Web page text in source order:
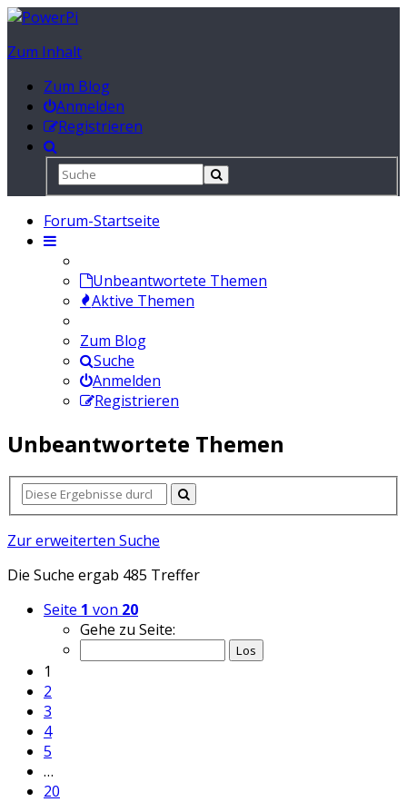
Zum Inhalt
Zum Blog
Anmelden
Registrieren
Forum-Startseite
Unbeantwortete Themen
Aktive Themen
Zum Blog
Suche
Anmelden
Registrieren
Unbeantwortete Themen
Zur erweiterten Suche
Die Suche ergab 485 Treffer
Seite 1 von 20
Gehe zu Seite:
1
2
3
4
5
…
20